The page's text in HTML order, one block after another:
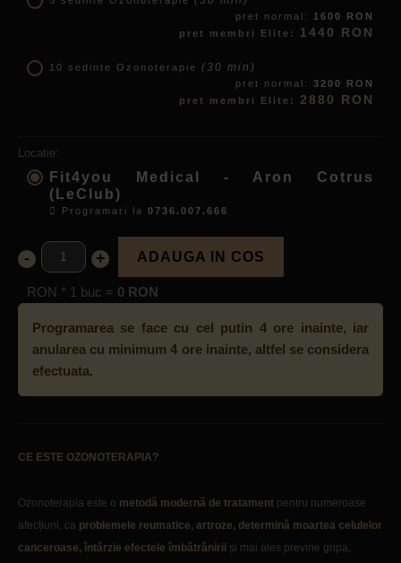
pret normal:
1600 RON
pret membri Elite: 1440 RON
10 sedinte Ozonoterapie (30 min)
pret normal:
3200 RON
pret membri Elite: 2880 RON
Locatie:
Fit4you Medical - Aron Cotrus
(LeClub)
Programari la 0736.007.666
- + ADAUGA IN COS
RON * 1 buc = 0 RON
Programarea se face cu cel putin 4 ore inainte, iar
anularea cu minimum 4 ore inainte, altfel se considera
efectuata.
CE ESTE OZONOTERAPIA?
Ozonoterapia este o metodă modernă de tratament pentru numeroase
afecțiuni, ca problemele reumatice, artroze, determină moartea celulelor
canceroase, întârzie efectele îmbătrânirii și mai ales previne gripa,